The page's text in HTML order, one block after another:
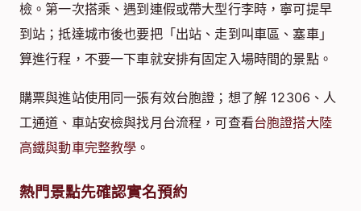
檢。第一次搭乘、遇到連假或帶大型行李時，寧可提早
到站；抵達城市後也要把「出站、走到叫車區、塞車」
算進行程，不要一下車就安排有固定入場時間的景點。
購票與進站使用同一張有效台胞證；想了解 12306、人
工通道、車站安檢與找月台流程，可查看台胞證搭大陸
高鐵與動車完整教學 。
熱門景點先確認實名預約